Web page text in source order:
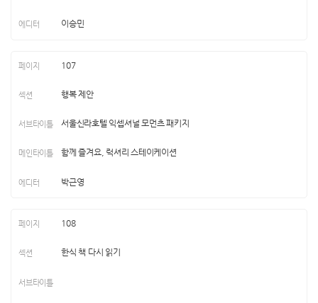
이승민
107
행복 제안
서울신라호텔 익셉셔널 모먼츠 패키지
함께 즐겨요, 럭셔리 스테이케이션
박근영
108
한식 책 다시 읽기